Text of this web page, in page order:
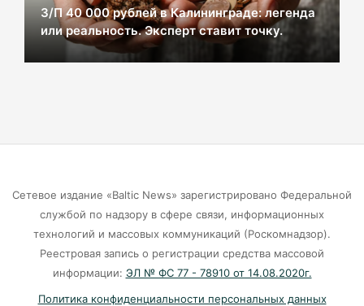
07-08-2026
07-08-2026
Порядка 3 тысяч калининградских семей
оплатили маткапиталом образование детей в
З/П 40 000 рублей в Калининграде: легенда
или реальность. Эксперт ставит точку.
Сетевое издание «Baltic News» зарегистрировано Федеральной
службой по надзору в сфере связи, информационных
технологий и массовых коммуникаций (Роскомнадзор).
Реестровая запись о регистрации средства массовой
информации: ЭЛ № ФС 77 - 78910 от 14.08.2020г.
Политика конфиденциальности персональных данных